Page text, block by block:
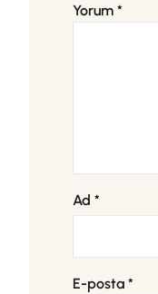
Yorum *
Ad *
E-posta *